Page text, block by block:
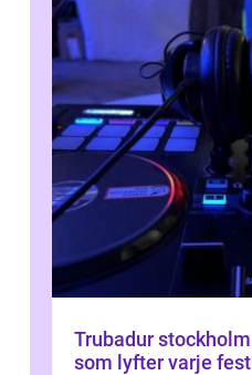
Trubadur stockholm levande musik
som lyfter varje fest